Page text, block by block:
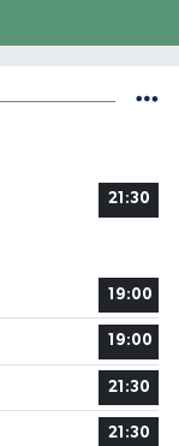
21:30
19:00
19:00
21:30
21:30